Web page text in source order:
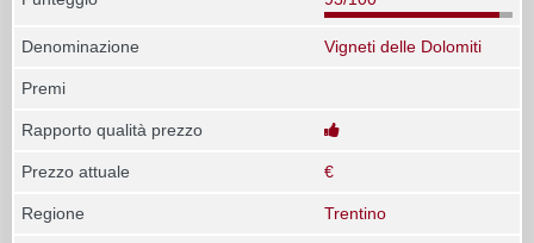
Denominazione Vigneti delle Dolomiti
Premi
Rapporto qualità prezzo
Prezzo attuale €
Regione Trentino